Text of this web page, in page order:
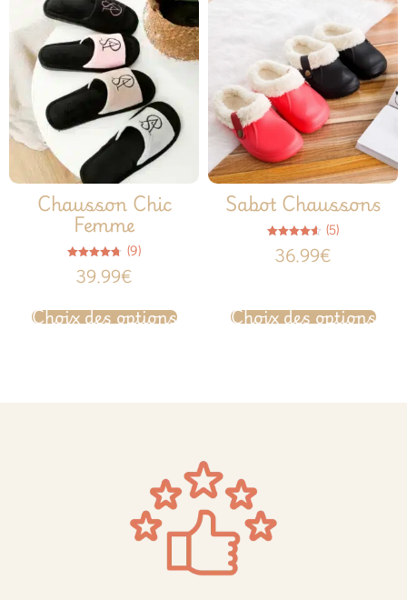
Chausson Chic
Femme
4.67
sur 5
(9)
39.99€
Choix des options
Sabot Chaussons
4.60
sur 5
(5)
36.99€
Choix des options